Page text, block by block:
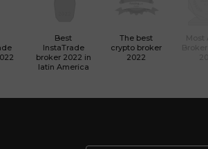
Best
InstaTrade
broker 2022 in
latin America
The best
crypto broker
2022